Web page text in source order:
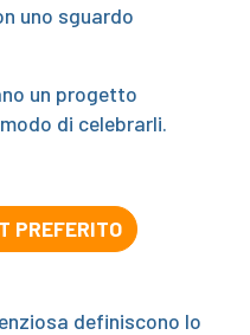
uno sguardo
un progetto
di celebrarli.
PREFERITO
definiscono lo